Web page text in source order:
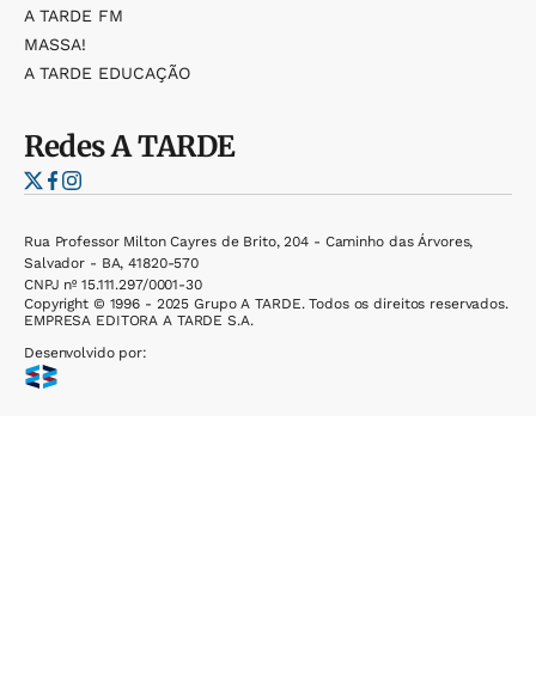
A TARDE FM
MASSA!
A TARDE EDUCAÇÃO
RedesA TARDE
Rua Professor Milton Cayres de Brito, 204 - Caminho das Árvores,
Salvador - BA, 41820-570
CNPJ nº 15.111.297/0001-30
Copyright © 1996 - 2025 Grupo A TARDE. Todos os direitos reservados.
EMPRESA EDITORA A TARDE S.A.
Desenvolvido por: